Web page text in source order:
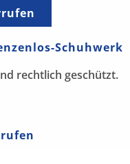
Schuhwerk
rechtlich geschützt.